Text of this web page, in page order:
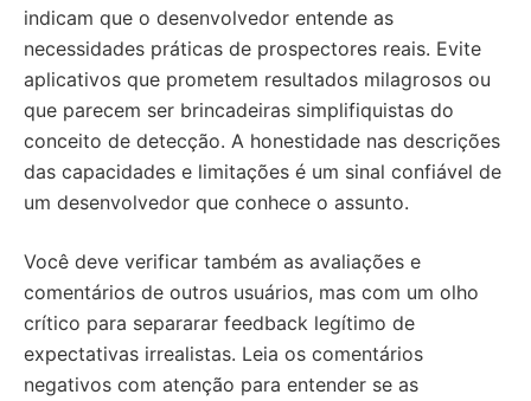
indicam que o desenvolvedor entende as
necessidades práticas de prospectores reais. Evite
aplicativos que prometem resultados milagrosos ou
que parecem ser brincadeiras simplifiquistas do
conceito de detecção. A honestidade nas descrições
das capacidades e limitações é um sinal confiável de
um desenvolvedor que conhece o assunto.
Você deve verificar também as avaliações e
comentários de outros usuários, mas com um olho
crítico para separarar feedback legítimo de
expectativas irrealistas. Leia os comentários
negativos com atenção para entender se as